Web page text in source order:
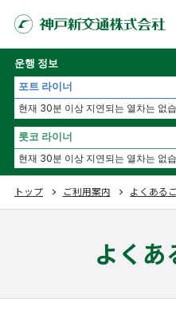
운행 정보
포트 라이너
현재 30분 이상 지연되는 열차는 없
롯코 라이너
현재 30분 이상 지연되는 열차는 없
トップ ご利用案内 よくある
よくあ